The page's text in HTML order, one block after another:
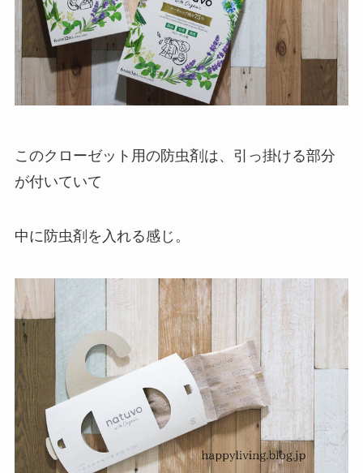
このクローゼット用の防虫剤は、引っ掛ける部分
が付いていて
中に防虫剤を入れる感じ。